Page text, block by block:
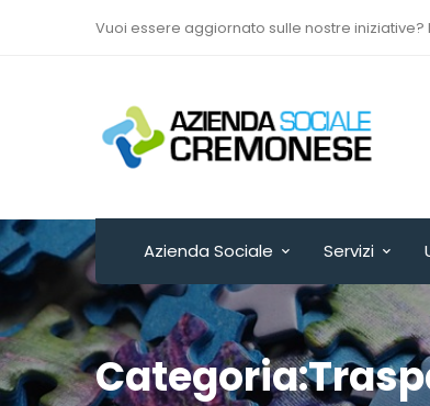
Vuoi essere aggiornato sulle nostre iniziative?
Via Sant’Antonio del
Fuoco n. 9/A
Cremona - ITALY
Azienda Sociale Servizi